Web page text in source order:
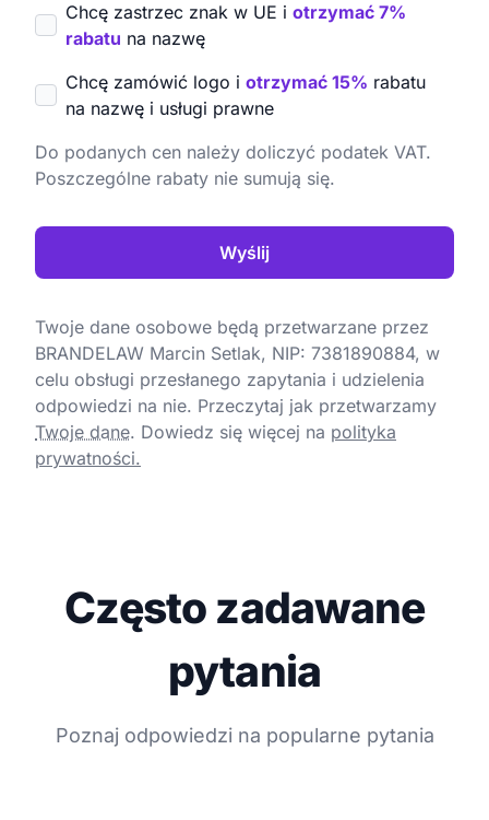
Chcę zastrzec znak w UE i otrzymać 7%
rabatu na nazwę
Chcę zamówić logo i otrzymać 15% rabatu
na nazwę i usługi prawne
Do podanych cen należy doliczyć podatek VAT.
Poszczególne rabaty nie sumują się.
Wyślij
Twoje dane osobowe będą przetwarzane przez
BRANDELAW Marcin Setlak, NIP: 7381890884, w
celu obsługi przesłanego zapytania i udzielenia
odpowiedzi na nie. Przeczytaj jak przetwarzamy
Twoje dane. Dowiedz się więcej na polityka
prywatności.
Często zadawane
pytania
Poznaj odpowiedzi na popularne pytania